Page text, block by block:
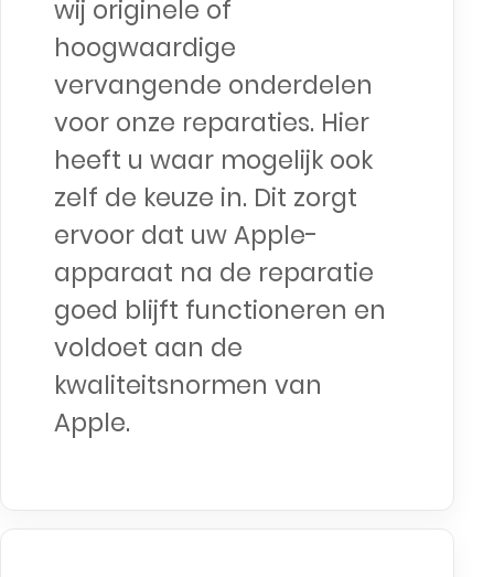
wij originele of
hoogwaardige
vervangende onderdelen
voor onze reparaties. Hier
heeft u waar mogelijk ook
zelf de keuze in. Dit zorgt
ervoor dat uw Apple-
apparaat na de reparatie
goed blijft functioneren en
voldoet aan de
kwaliteitsnormen van
Apple.